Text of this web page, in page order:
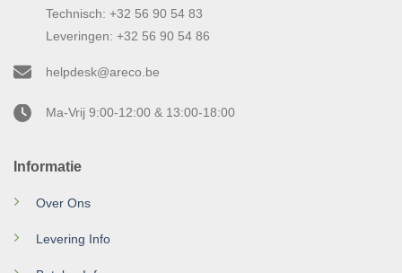
Informatie
Over Ons
Levering Info
Technisch: +32 56 90 54 83
Leveringen: +32 56 90 54 86
helpdesk@areco.be
Ma-Vrij 9:00-12:00 & 13:00-18:00